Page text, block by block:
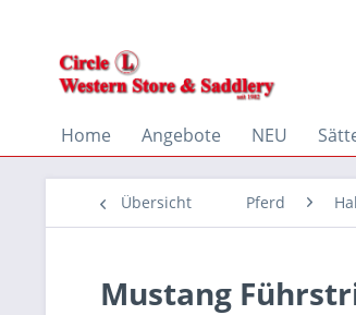
Home Angebote NEU
Übersicht Pferd
Mustang